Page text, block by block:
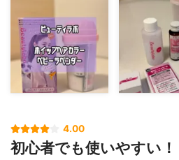
4.00
初心者でも使いやすい！